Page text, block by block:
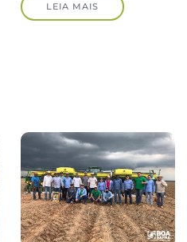
LEIA MAIS